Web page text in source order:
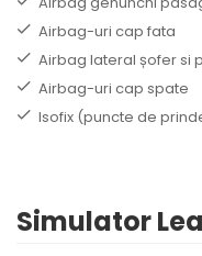
Airbag-uri cap fata
Airbag lateral șofer si
Airbag-uri cap spate
Isofix (puncte de
Simulator